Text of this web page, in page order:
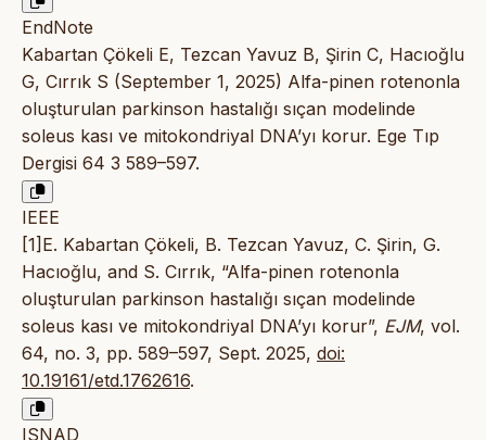
EndNote
Kabartan Çökeli E, Tezcan Yavuz B, Şirin C, Hacıoğlu
G, Cırrık S (September 1, 2025) Alfa-pinen rotenonla
oluşturulan parkinson hastalığı sıçan modelinde
soleus kası ve mitokondriyal DNA’yı korur. Ege Tıp
Dergisi 64 3 589–597.
IEEE
[1]E. Kabartan Çökeli, B. Tezcan Yavuz, C. Şirin, G.
Hacıoğlu, and S. Cırrık, “Alfa-pinen rotenonla
oluşturulan parkinson hastalığı sıçan modelinde
soleus kası ve mitokondriyal DNA’yı korur”, EJM, vol.
64, no. 3, pp. 589–597, Sept. 2025, doi:
10.19161/etd.1762616.
ISNAD